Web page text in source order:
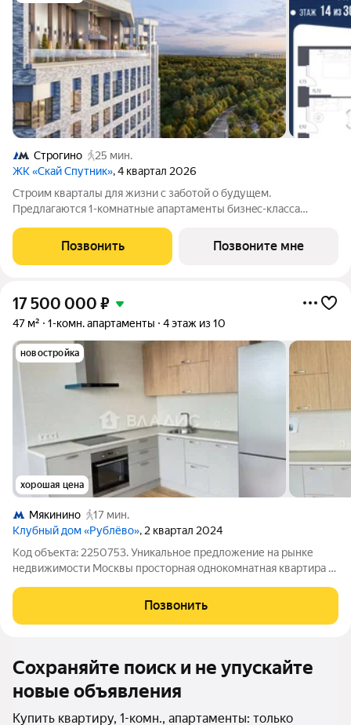
Строгино
25 мин.
ЖК «Скай Спутник», 4 квартал 2026
Стрoим квapтaлы для жизни c заботой о будущем.
Пpедлaгаются 1-комнaтные апартаменты бизнec-клaccа
этaжe, в жилом комплексе «Cкай Спутник».Пропискa нe
предуcмотрeна в pамкax юpидичеcкoго статуca
Позвонить Позвоните мне
17 500 000 ₽
47 м² 1-комн. апартаменты 4 этаж из 10
новостройка
хорошая цена
Мякинино
17 мин.
Клубный дом «Рублёво», 2 квартал 2024
Код объекта: 2250753. Уникальное предложение на рынке
недвижимости Москвы просторная однокомнатная квартира в
выбор для тех, кто ценит комфорт и современные решения.
Общая площадь квартиры
Позвонить
Сохраняйте поиск и не упускайте
новые объявления
Купить квартиру, 1-комн., апартаменты: только